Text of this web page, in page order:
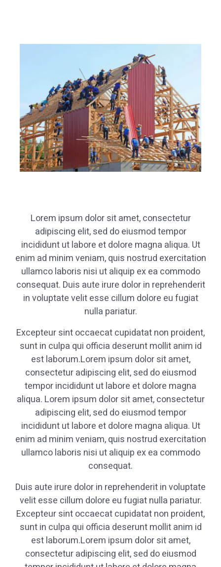
Lorem ipsum dolor sit amet, consectetur
adipiscing elit, sed do eiusmod tempor
incididunt ut labore et dolore magna aliqua. Ut
enim ad minim veniam, quis nostrud exercitation
ullamco laboris nisi ut aliquip ex ea commodo
consequat. Duis aute irure dolor in reprehenderit
in voluptate velit esse cillum dolore eu fugiat
nulla pariatur.
Excepteur sint occaecat cupidatat non proident,
sunt in culpa qui officia deserunt mollit anim id
est laborum.Lorem ipsum dolor sit amet,
consectetur adipiscing elit, sed do eiusmod
tempor incididunt ut labore et dolore magna
aliqua. Lorem ipsum dolor sit amet, consectetur
adipiscing elit, sed do eiusmod tempor
incididunt ut labore et dolore magna aliqua. Ut
enim ad minim veniam, quis nostrud exercitation
ullamco laboris nisi ut aliquip ex ea commodo
consequat.
Duis aute irure dolor in reprehenderit in voluptate
velit esse cillum dolore eu fugiat nulla pariatur.
Excepteur sint occaecat cupidatat non proident,
sunt in culpa qui officia deserunt mollit anim id
est laborum.Lorem ipsum dolor sit amet,
consectetur adipiscing elit, sed do eiusmod